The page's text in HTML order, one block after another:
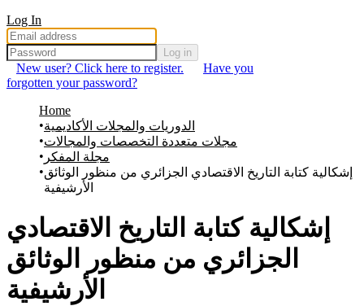
Log In
Log in
New user? Click here to register.
Have you
forgotten your password?
Home
الدوريات والمجلات الأكاديمية
مجلات متعددة التخصصات والمجالات
مجلة المفكر
إشكالية كتابة التاريخ الاقتصادي الجزائري من منظور الوثائق
الأرشيفية
إشكالية كتابة التاريخ الاقتصادي
الجزائري من منظور الوثائق
الأرشيفية